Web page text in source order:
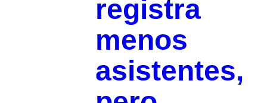
registra
menos
asistentes,